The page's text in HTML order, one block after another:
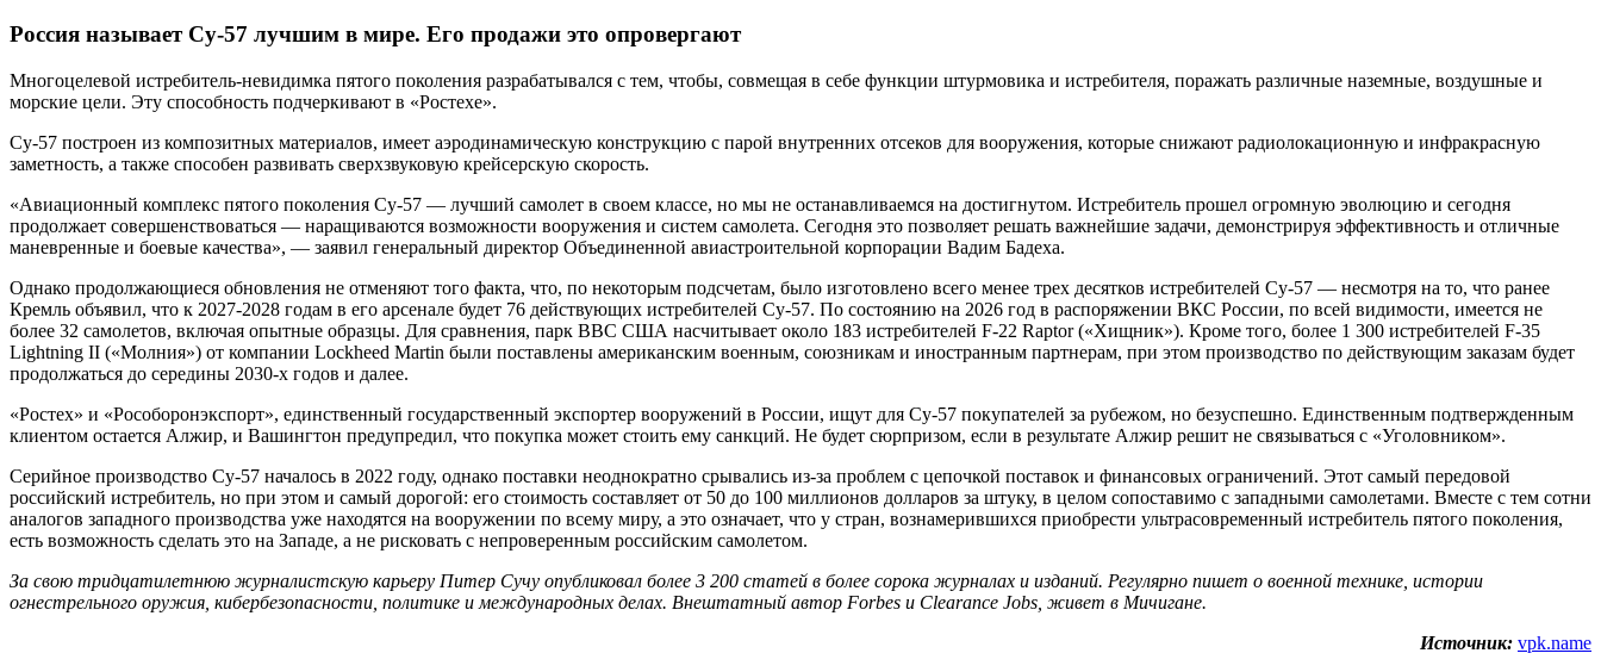
Россия называет Су-57 лучшим в мире. Его продажи это опровергают
Многоцелевой истребитель-невидимка пятого поколения разрабатывался с тем, чтобы, совмещая в себе функции штурмовика и истребителя, поражать различные наземные, воздушные и
морские цели. Эту способность подчеркивают в «Ростехе».
Су-57 построен из композитных материалов, имеет аэродинамическую конструкцию с парой внутренних отсеков для вооружения, которые снижают радиолокационную и инфракрасную
заметность, а также способен развивать сверхзвуковую крейсерскую скорость.
«Авиационный комплекс пятого поколения Су-57 — лучший самолет в своем классе, но мы не останавливаемся на достигнутом. Истребитель прошел огромную эволюцию и сегодня
продолжает совершенствоваться — наращиваются возможности вооружения и систем самолета. Сегодня это позволяет решать важнейшие задачи, демонстрируя эффективность и отличные
маневренные и боевые качества», — заявил генеральный директор Объединенной авиастроительной корпорации Вадим Бадеха.
Однако продолжающиеся обновления не отменяют того факта, что, по некоторым подсчетам, было изготовлено всего менее трех десятков истребителей Су-57 — несмотря на то, что ранее
Кремль объявил, что к 2027-2028 годам в его арсенале будет 76 действующих истребителей Су-57. По состоянию на 2026 год в распоряжении ВКС России, по всей видимости, имеется не
более 32 самолетов, включая опытные образцы. Для сравнения, парк ВВС США насчитывает около 183 истребителей F-22 Raptor («Хищник»). Кроме того, более 1 300 истребителей F-35
Lightning II («Молния») от компании Lockheed Martin были поставлены американским военным, союзникам и иностранным партнерам, при этом производство по действующим заказам будет
продолжаться до середины 2030-х годов и далее.
«Ростех» и «Рособоронэкспорт», единственный государственный экспортер вооружений в России, ищут для Су-57 покупателей за рубежом, но безуспешно. Единственным подтвержденным
клиентом остается Алжир, и Вашингтон предупредил, что покупка может стоить ему санкций. Не будет сюрпризом, если в результате Алжир решит не связываться с «Уголовником».
Серийное производство Су-57 началось в 2022 году, однако поставки неоднократно срывались из-за проблем с цепочкой поставок и финансовых ограничений. Этот самый передовой
российский истребитель, но при этом и самый дорогой: его стоимость составляет от 50 до 100 миллионов долларов за штуку, в целом сопоставимо с западными самолетами. Вместе с тем сотни
аналогов западного производства уже находятся на вооружении по всему миру, а это означает, что у стран, вознамерившихся приобрести ультрасовременный истребитель пятого поколения,
есть возможность сделать это на Западе, а не рисковать с непроверенным российским самолетом.
За свою тридцатилетнюю журналистскую карьеру Питер Сучу опубликовал более 3 200 статей в более сорока журналах и изданий. Регулярно пишет о военной технике, истории
огнестрельного оружия, кибербезопасности, политике и международных делах. Внештатный автор Forbes и Clearance Jobs, живет в Мичигане.
Источник: vpk.name